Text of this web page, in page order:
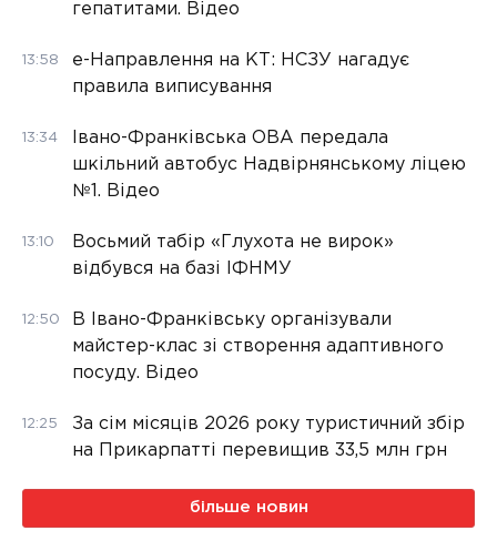
гепатитами. Відео
13:58
е-Направлення на КТ: НСЗУ нагадує
правила виписування
13:34
Івано-Франківська ОВА передала
шкільний автобус Надвірнянському ліцею
№1. Відео
13:10
Восьмий табір «Глухота не вирок»
відбувся на базі ІФНМУ
12:50
В Івано-Франківську організували
майстер-клас зі створення адаптивного
посуду. Відео
12:25
За сім місяців 2026 року туристичний збір
на Прикарпатті перевищив 33,5 млн грн
більше новин